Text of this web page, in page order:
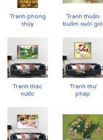
Tranh phong
thủy
Tranh thuận
buồm xuôi gió
Tranh thác
nước
Tranh thư
pháp